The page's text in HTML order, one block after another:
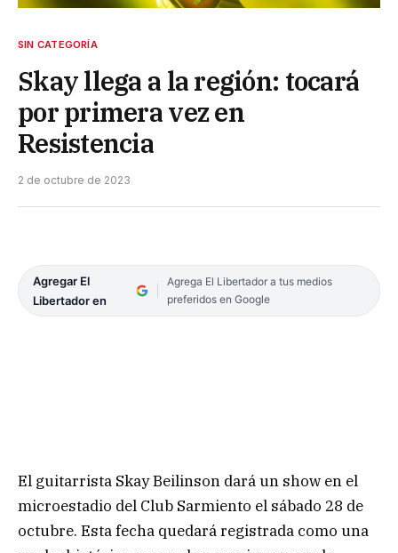
SIN CATEGORÍA
Skay llega a la región: tocará
por primera vez en
Resistencia
2 de octubre de 2023
Agregar El
Libertador en
Agrega El Libertador a tus medios
preferidos en Google
El guitarrista Skay Beilinson dará un show en el
microestadio del Club Sarmiento el sábado 28 de
octubre. Esta fecha quedará registrada como una